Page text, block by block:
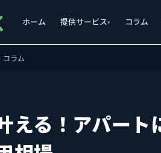
ホーム 提供サービス コラム
コラム
える！アパー